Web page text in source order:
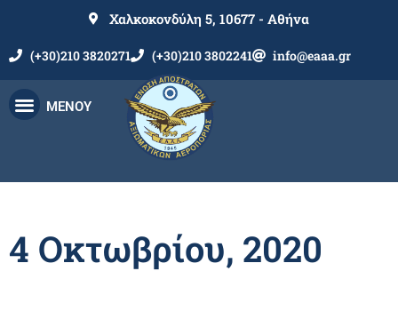
Χαλκοκονδύλη 5, 10677 - Αθήνα
(+30)210 3820271 (+30)210 3802241 info@eaaa.gr
ΜΕΝΟΥ
4 Οκτωβρίου, 2020